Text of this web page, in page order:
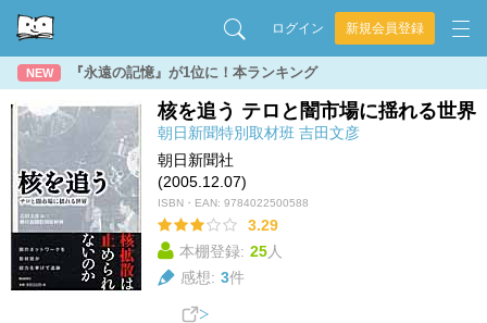
ログイン 新規会員登録
NEW 『永遠の記憶』が1位に！本ランキング
核を追う テロと闇市場に揺れる世界
朝日新聞特別取材班 吉田文彦
朝日新聞社
(2005.12.07)
ISBN・EAN: 9784022500588
3.29
本棚登録: 25人
感想: 3件